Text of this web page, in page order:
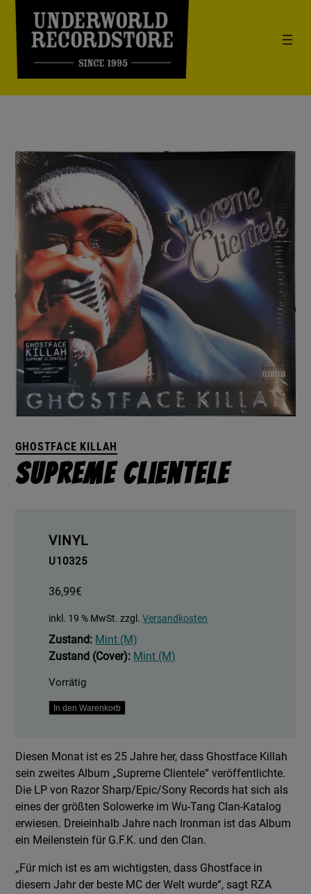
GHOSTFACE KILLAH
Supreme Clientele
VINYL
U10325
36,99€
inkl. 19 % MwSt. zzgl.Versandkosten
Zustand: Mint (M)
Zustand (Cover): Mint (M)
Vorrätig
Supreme
In den Warenkorb
Diesen Monat ist es 25 Jahre her, dass Ghostface Killah
sein zweites Album „Supreme Clientele“ veröffentlichte.
Die LP von Razor Sharp/Epic/Sony Records hat sich als
eines der größten Solowerke im Wu-Tang Clan-Katalog
erwiesen. Dreieinhalb Jahre nach Ironman ist das Album
ein Meilenstein für G.F.K. und den Clan.
„Für mich ist es am wichtigsten, dass Ghostface in
diesem Jahr der beste MC der Welt wurde“, sagt RZA